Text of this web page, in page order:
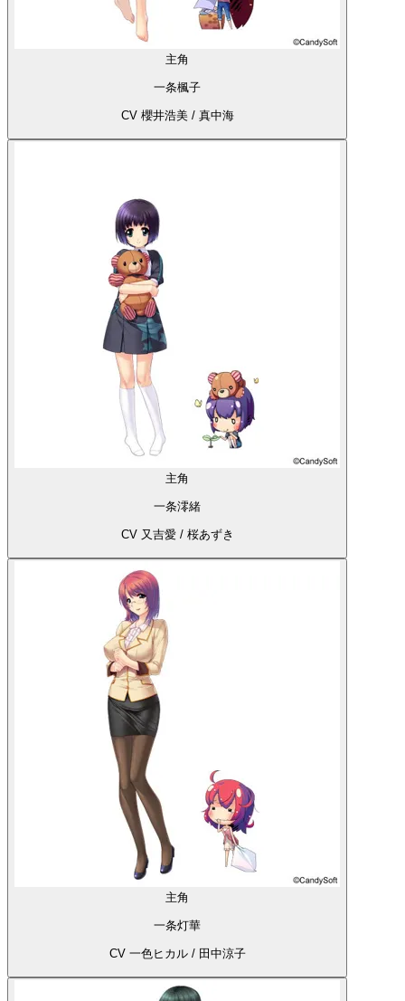
主角
一条楓子
CV 櫻井浩美 / 真中海
主角
一条澪緒
CV 又吉愛 / 桜あずき
主角
一条灯華
CV 一色ヒカル / 田中涼子